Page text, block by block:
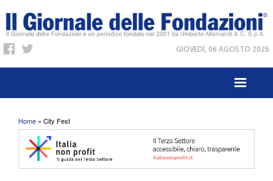
GIOVEDÌ, 06 AGOSTO 2026
Tu sei qui
Home » City Fest